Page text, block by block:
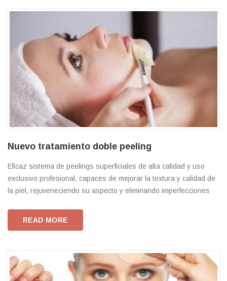
Nuevo tratamiento doble peeling
Eficaz sistema de peelings superficiales de alta calidad y uso
exclusivo profesional, capaces de mejorar la textura y calidad de
la piel, rejuveneciendo su aspecto y eliminando imperfecciones
READ MORE